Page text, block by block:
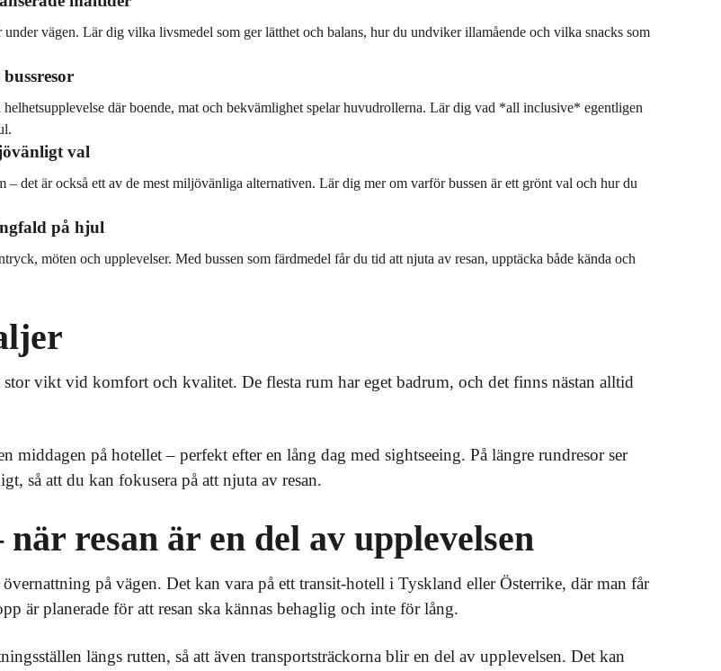
vägen. Lär dig vilka livsmedel som ger lätthet och balans, hur du undviker illamående och vilka snacks som
där boende, mat och bekvämlighet spelar huvudrollerna. Lär dig vad *all inclusive* egentligen
val
– det är också ett av de mest miljövänliga alternativen. Lär dig mer om varför bussen är ett grönt val och hur du
på hjul
möten och upplevelser. Med bussen som färdmedel får du tid att njuta av resan, upptäcka både kända och
vikt vid komfort och kvalitet. De flesta rum har eget badrum, och det finns nästan alltid
middagen på hotellet – perfekt efter en lång dag med sightseeing. På längre rundresor ser
så att du kan fokusera på att njuta av resan.
resan är en del av upplevelsen
på vägen. Det kan vara på ett transit-hotell i Tyskland eller Österrike, där man får
är planerade för att resan ska kännas behaglig och inte för lång.
längs rutten, så att även transportsträckorna blir en del av upplevelsen. Det kan